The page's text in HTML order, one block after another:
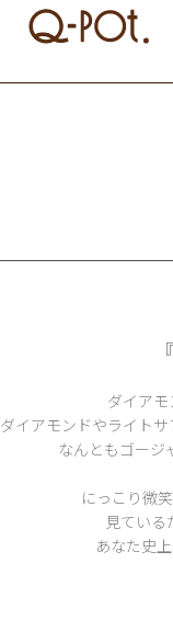
ダイアモ
ダイアモンドやライトサ
なんともゴージ
にっこり微
見ている
あなた史